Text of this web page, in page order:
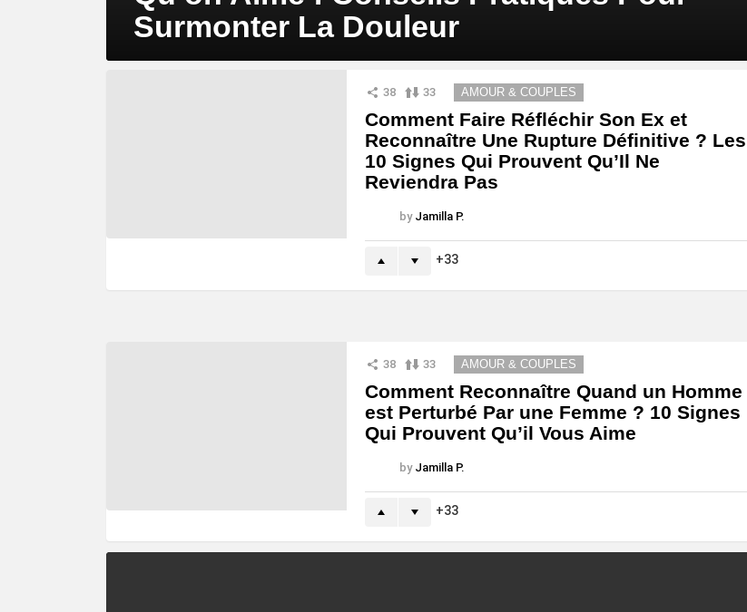
Surmonter La Douleur
38 33 AMOUR & COUPLES
Comment Faire Réfléchir Son Ex et
Reconnaître Une Rupture Définitive ? Les
10 Signes Qui Prouvent Qu’Il Ne
Reviendra Pas
by Jamilla P.
33
38 33 AMOUR & COUPLES
Comment Reconnaître Quand un Homme
est Perturbé Par une Femme ? 10 Signes
Qui Prouvent Qu’il Vous Aime
by Jamilla P.
33